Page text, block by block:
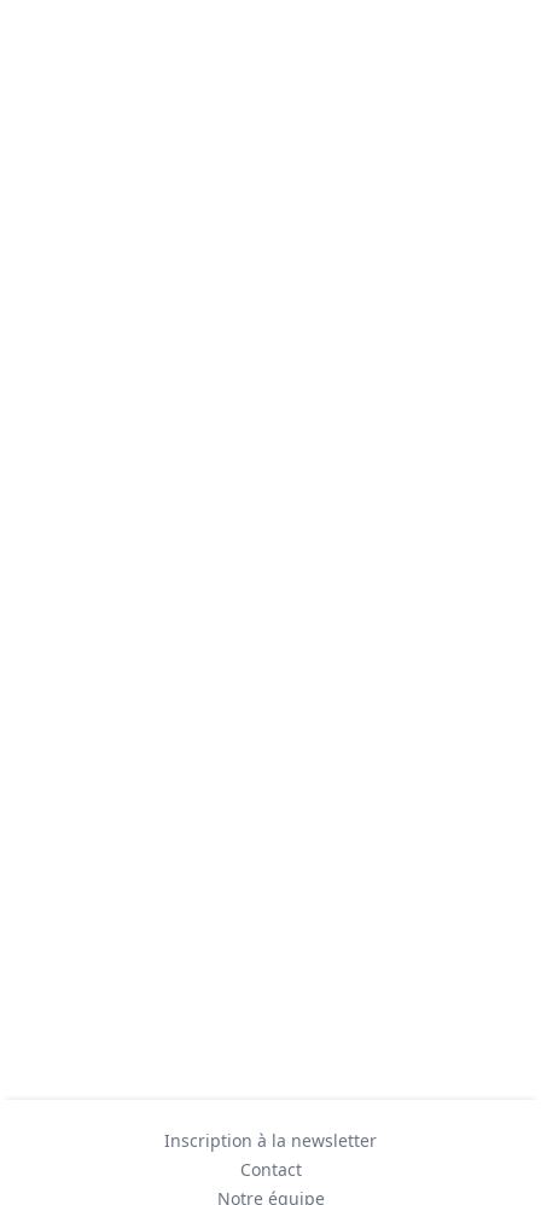
Inscription à la newsletter
Contact
Notre équipe